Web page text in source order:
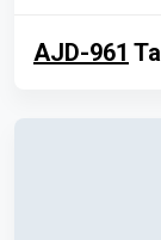
AJD-961